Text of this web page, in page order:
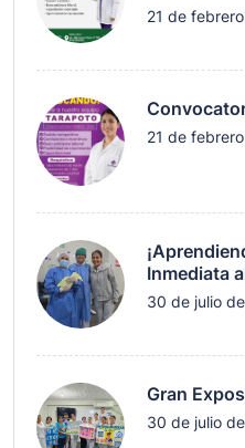
21 de
21 de
Inmediata
30 de julio
Gran
30 de julio